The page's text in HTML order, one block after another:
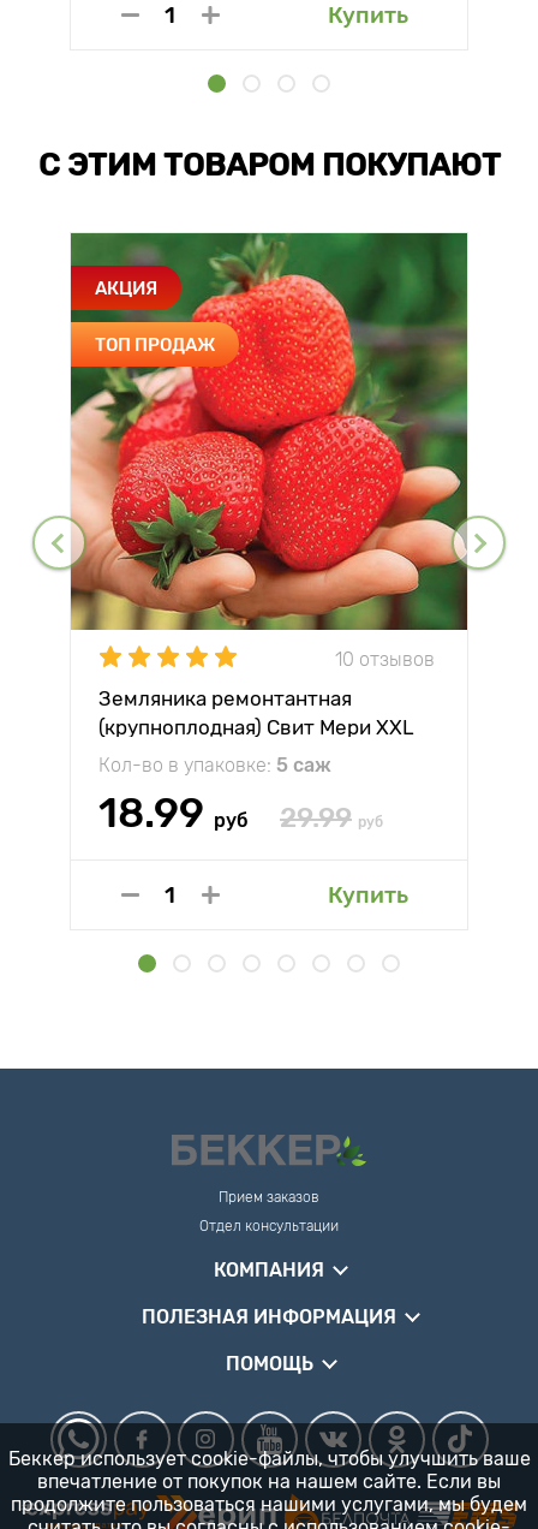
Купить
С ЭТИМ ТОВАРОМ ПОКУПАЮТ
АКЦИЯ
ТОП ПРОДАЖ
10 отзывов
Земляника ремонтантная
(крупноплодная) Свит Мери XXL
Кол-во в упаковке: 5 саж
18.99 руб 29.99 руб
Купить
Прием заказов
Отдел консультации
КОМПАНИЯ
ПОЛЕЗНАЯ ИНФОРМАЦИЯ
ПОМОЩЬ
Беккер использует cookie-файлы, чтобы улучшить ваше
впечатление от покупок на нашем сайте. Если вы
продолжите пользоваться нашими услугами, мы будем